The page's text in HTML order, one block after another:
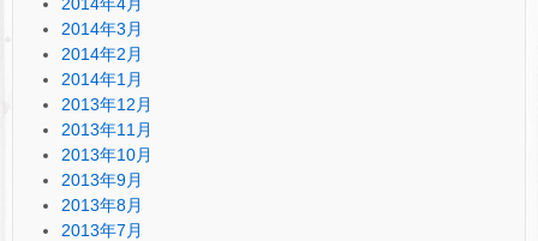
2014年3月
2014年2月
2014年1月
2013年12月
2013年11月
2013年10月
2013年9月
2013年8月
2013年7月